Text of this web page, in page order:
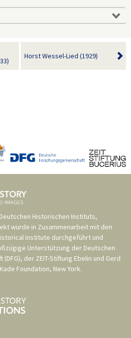
Horst Wessel-Lied (1929)
Deutschen Historischen Instituts,
wurde in Zusammenarbeit mit den
Institute durchgeführt und
Unterstützung der Deutschen
(DFG), der ZEIT-Stiftung Ebelin und Gerd
Foundation, New York.